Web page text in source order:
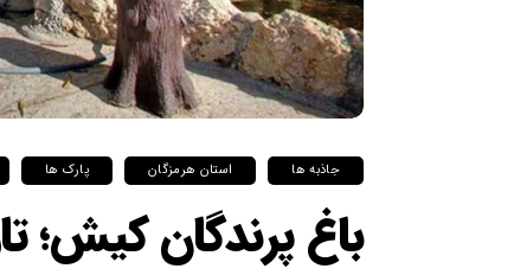
جاذبه ها استان هرمزگان پارک ها
باغ پرندگان کیش؛